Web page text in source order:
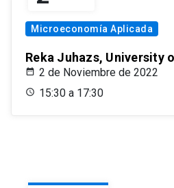
Microeconomía Aplicada
Reka Juhazs, University
2 de Noviembre de 2022
15:30 a 17:30